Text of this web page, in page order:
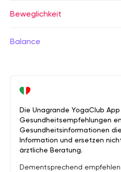
Beweglichkeit
Balance
Die Unagrande YogaClub
Gesundheitsempfehlungen
Gesundheitsinformationen
Information und ersetzen
ärztliche Beratung.
Dementsprechend